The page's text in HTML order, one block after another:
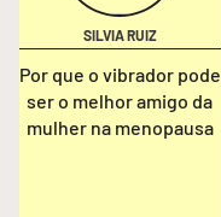
SILVIA RUIZ
Por que o vibrador pode
ser o melhor amigo da
mulher na menopausa